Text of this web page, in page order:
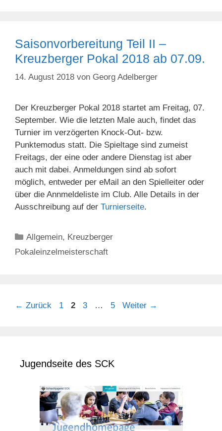
Saisonvorbereitung Teil II –
Kreuzberger Pokal 2018 ab 07.09.
14. August 2018 von Georg Adelberger
Der Kreuzberger Pokal 2018 startet am Freitag, 07.
September. Wie die letzten Male auch, findet das
Turnier im verzögerten Knock-Out- bzw.
Punktemodus statt. Die Spieltage sind zumeist
Freitags, der eine oder andere Dienstag ist aber
auch mit dabei. Anmeldungen sind ab sofort
möglich, entweder per eMail an den Spielleiter oder
über die Annmeldeliste im Club. Alle Details in der
Ausschreibung auf der Turnierseite.
Kategorien
Allgemein, Kreuzberger
Pokaleinzelmeisterschaft
← Zurück Seite
1 Seite
2 Seite
3 … Seite
5 Weiter →
Jugendseite des SCK